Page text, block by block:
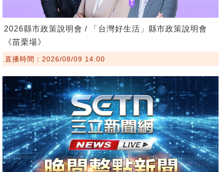
2026縣市政策說明會 / 「台灣好生活」縣市政策說明會
《苗栗場》
直播時間：2026/08/09 14:00